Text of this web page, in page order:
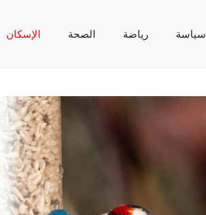
سياسة رياضة الصحة الإسكان